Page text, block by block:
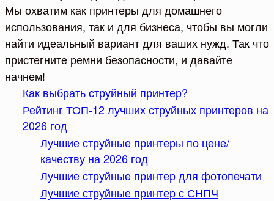
Мы охватим как принтеры для домашнего
использования, так и для бизнеса, чтобы вы могли
найти идеальный вариант для ваших нужд. Так что
пристегните ремни безопасности, и давайте
начнем!
Как выбрать струйный принтер?
Рейтинг ТОП-12 лучших струйных принтеров на
2026 год
Лучшие струйные принтеры по цене/
качеству на 2026 год
Лучшие струйные принтер для фотопечати
Лучшие струйные принтер с СНПЧ